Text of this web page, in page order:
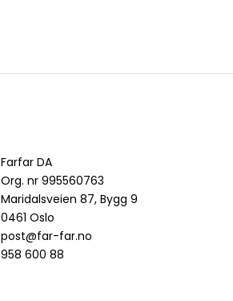
Farfar DA
Org. nr 995560763
Maridalsveien 87, Bygg 9
0461 Oslo
post@far-far.no
958 600 88